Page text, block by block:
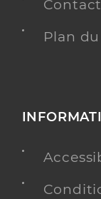
Contact
Plan